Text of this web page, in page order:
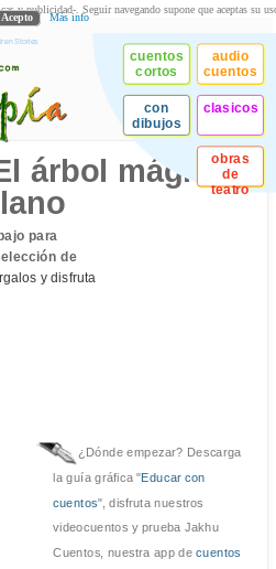
Stories
cuentos
cortos
audio
cuentos
con
dibujos
clasicos
obras
de
teatro
árbol mágico.
para
de
y disfruta
¿Dónde empezar? Descarga
la guía gráfica "Educar con
cuentos", disfruta nuestros
videocuentos y prueba Jakhu
Cuentos, nuestra app decuentos
y publicidad-. Seguir navegando supone que aceptas su
Acepto Más info